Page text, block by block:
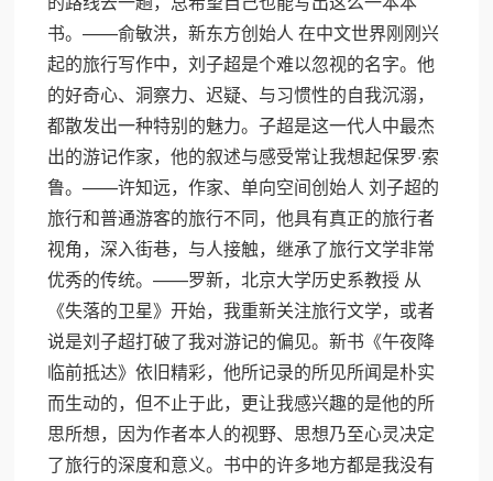
书。——俞敏洪，新东方创始人 在中文世界刚刚兴
起的旅行写作中，刘子超是个难以忽视的名字。他
的好奇心、洞察力、迟疑、与习惯性的自我沉溺，
都散发出一种特别的魅力。子超是这一代人中最杰
出的游记作家，他的叙述与感受常让我想起保罗·索
鲁。——许知远，作家、单向空间创始人 刘子超的
旅行和普通游客的旅行不同，他具有真正的旅行者
视角，深入街巷，与人接触，继承了旅行文学非常
优秀的传统。——罗新，北京大学历史系教授 从
《失落的卫星》开始，我重新关注旅行文学，或者
说是刘子超打破了我对游记的偏见。新书《午夜降
临前抵达》依旧精彩，他所记录的所见所闻是朴实
而生动的，但不止于此，更让我感兴趣的是他的所
思所想，因为作者本人的视野、思想乃至心灵决定
了旅行的深度和意义。书中的许多地方都是我没有